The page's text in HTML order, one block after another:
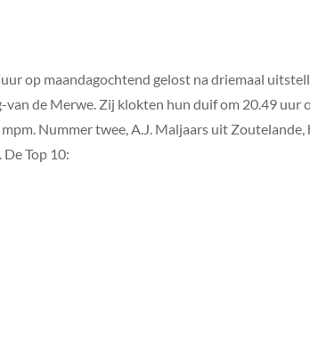
op maandagochtend gelost na driemaal
de Merwe. Zij klokten hun duif om 20.49 uur
Nummer twee, A.J. Maljaars uit Zoutelande,
Top 10: